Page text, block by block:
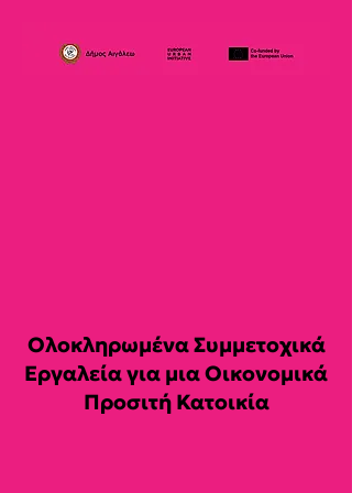
Ολοκληρωμένα Συμμετοχικά
Εργαλεία για μια Οικονομικά
Προσιτή Κατοικία